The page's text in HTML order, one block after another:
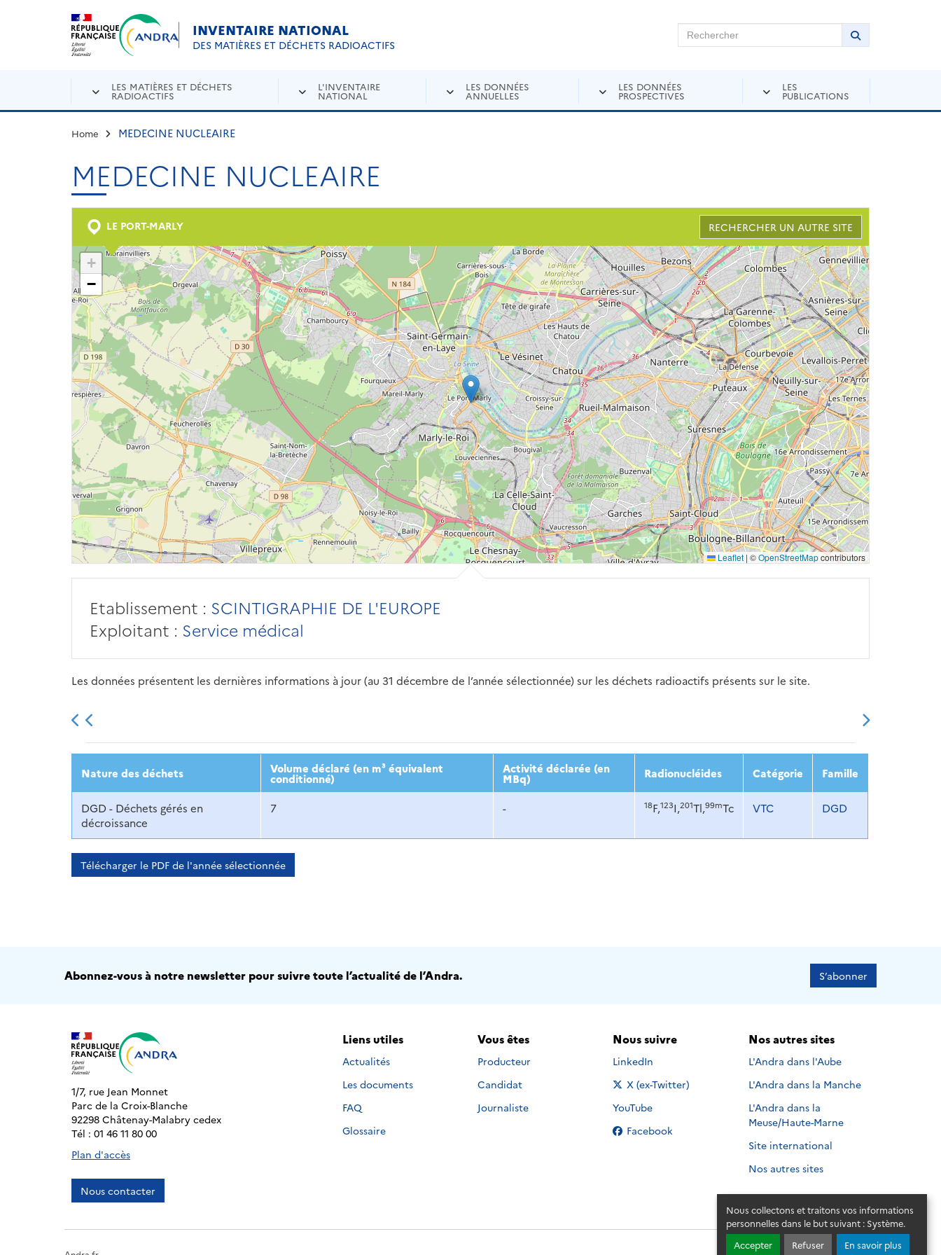
Nous collectons et traitons vos informations
personnelles dans le but suivant : Système.
Accepter
Refuser En savoir plus
Aller au contenu principal
INVENTAIRE NATIONAL
DES MATIÈRES ET DÉCHETS RADIOACTIFS
Rechercher sur Andra Inventaire Rechercher
Lancer la
LES MATIÈRES ET DÉCHETS
RADIOACTIFS
L'INVENTAIRE
NATIONAL
LES DONNÉES
ANNUELLES
LES DONNÉES
PROSPECTIVES
LES
PUBLICATIONS
Home MEDECINE NUCLEAIRE
MEDECINE NUCLEAIRE
LE PORT-MARLY RECHERCHER UN AUTRE SITE
+
−
Leaflet | ©OpenStreetMapcontributors
Etablissement : SCINTIGRAPHIE DE L'EUROPE
Exploitant : Service médical
Les données présentent les dernières informations à jour (au 31 décembre de l’année sélectionnée) sur les déchets radioactifs présents sur le site.
2013 2014 2015 2016 2017 2018 2019 2020 2021 2022 2023
Nature des déchets Volume déclaré (en m³ équivalent
conditionné)
Activité déclarée (en
MBq) Radionucléides Catégorie Famille
DGD - Déchets gérés en
décroissance
7 - 18F,123I,201Tl,99mTc VTC DGD
Télécharger le PDF de l'année sélectionnée
Abonnez-vous à notre newsletter pour suivre toute l’actualité de l’Andra. S’abonner
1/7, rue Jean Monnet
Parc de la Croix-Blanche
92298 Châtenay-Malabry cedex
Tél : 01 46 11 80 00
Plan d'accès
Nous contacter
Liens utiles
Actualités
Les documents
FAQ
Glossaire
Vous êtes
Producteur
Candidat
Journaliste
Nous suivre
Nous suivre sur
LinkedIn
Nous suivre sur
X (ex-Twitter)
Nous suivre sur
YouTube
Nous suivre sur
Facebook
Nos autres sites
L'Andra dans l'Aube
L'Andra dans la Manche
L'Andra dans la
Meuse/Haute-Marne
Site international
Nos autres sites